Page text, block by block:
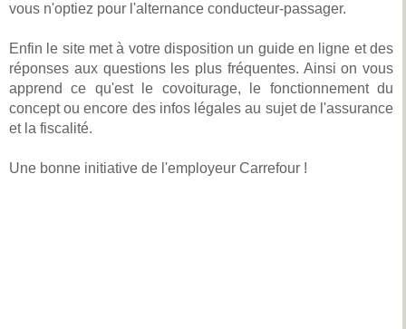
vous n'optiez pour l'alternance conducteur-passager.
Enfin le site met à votre disposition un guide en ligne et des
réponses aux questions les plus fréquentes. Ainsi on vous
apprend ce qu'est le covoiturage, le fonctionnement du
concept ou encore des infos légales au sujet de l'assurance
et la fiscalité.
Une bonne initiative de l'employeur Carrefour !